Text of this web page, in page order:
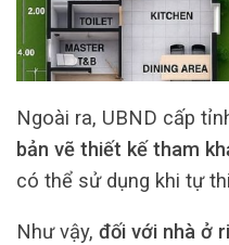
Ngoài ra, UBND cấp
bản vẽ thiết kế tham
có thể sử dụng khi tự
Như vậy, đối với nhà ở